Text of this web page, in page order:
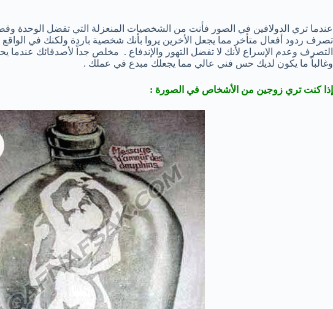
عندما تري الدولافين في الصور فأنت من الشخصيات المنعزلة التي تفضل الوحدة
تصرف ردود أفعال متأخر مما يجعل الأخرين يروا بأنك شخصية باردة ولكنك في الواقع
التصرف وعدم الإسراع لأنك لا تفضل التهور والإندفاع . مخلص جداً لأصدقائك عندما
وغالباً ما يكون لديك حس فني عالي مما يجعلك مبدع في عملك .
إذا كنت تري زوجين من الأشخاص في الصورة :